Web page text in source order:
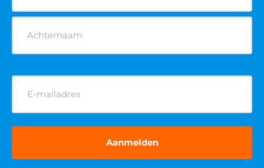
Verreiker cursus
Brandslanghaspel keuren